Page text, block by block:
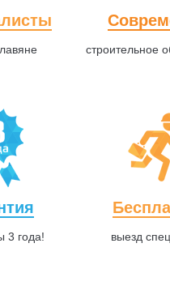
строительное
3 года! выезд